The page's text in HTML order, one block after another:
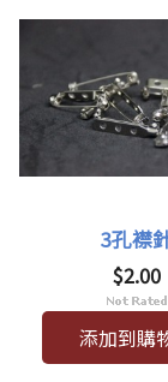
3孔襟
$2.00
添加到購